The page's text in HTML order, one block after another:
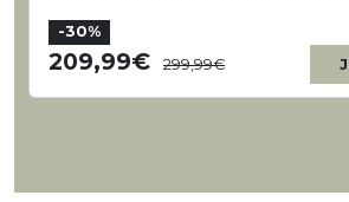
-30%
209,99 299,99